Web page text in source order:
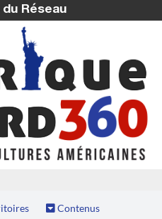
Réseau
Contenus